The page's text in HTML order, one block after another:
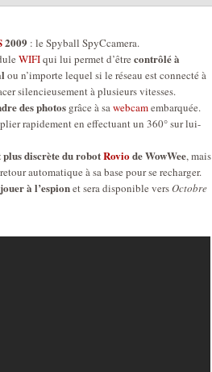
2009 : le Spyball SpyCcamera.
WIFIqui lui permet d’être contrôlé à
ou n’importe lequel si le réseau est connecté à
silencieusement à plusieurs vitesses.
des photos grâce à sawebcamembarquée.
rapidement en effectuant un 360° sur lui-
discrète du robotRoviode WowWee, mais
automatique à sa base pour se recharger.
à l’espionet sera disponible versOctobre